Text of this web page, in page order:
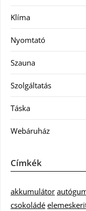
Klíma
Nyomtató
Szauna
Szolgáltatás
Táska
Webáruház
Címkék
akkumulátor
csokoládé